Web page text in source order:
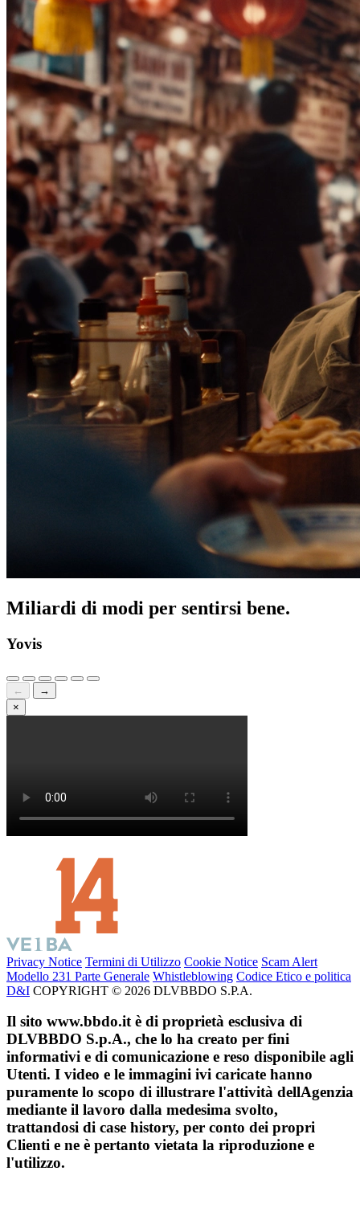
Miliardi di modi per sentirsi bene.
Yovis
←
→
×
Privacy Notice Termini di Utilizzo Cookie Notice Scam Alert
Modello 231 Parte Generale Whistleblowing Codice Etico e politica
D&I COPYRIGHT © 2026 DLVBBDO S.P.A.
Il sito www.bbdo.it è di proprietà esclusiva di
DLVBBDO S.p.A., che lo ha creato per fini
informativi e di comunicazione e reso disponibile agli
Utenti. I video e le immagini ivi caricate hanno
puramente lo scopo di illustrare l'attività dellAgenzia
mediante il lavoro dalla medesima svolto,
trattandosi di case history, per conto dei propri
Clienti e ne è pertanto vietata la riproduzione e
l'utilizzo.